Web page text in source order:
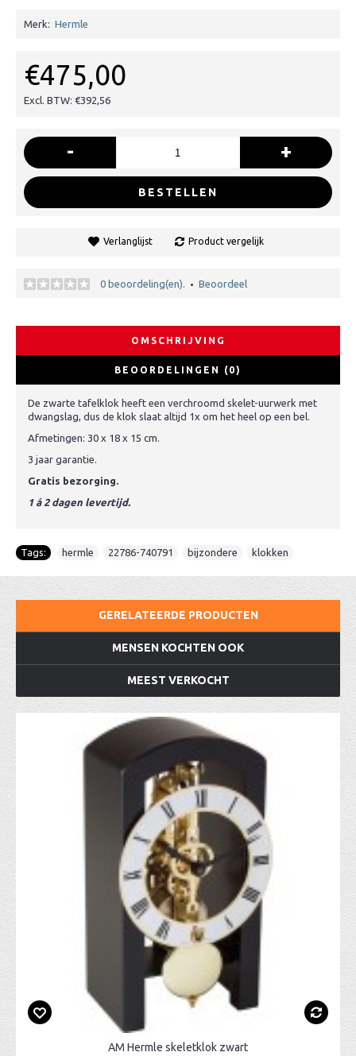
Merk: Hermle
€475,00
Excl. BTW: €392,56
- +
BESTELLEN
Verlanglijst Product vergelijk
0 beoordeling(en). • Beoordeel
OMSCHRIJVING
BEOORDELINGEN (0)
De zwarte tafelklok heeft een verchroomd skelet-uurwerk met
dwangslag, dus de klok slaat altijd 1x om het heel op een bel.
Afmetingen: 30 x 18 x 15 cm.
3 jaar garantie.
Gratis bezorging.
1 á 2 dagen levertijd.
Tags: hermle 22786-740791 bijzondere klokken
GERELATEERDE PRODUCTEN
MENSEN KOCHTEN OOK
MEEST VERKOCHT
AM Hermle skeletklok zwart